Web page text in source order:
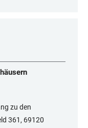
zu den
361, 69120